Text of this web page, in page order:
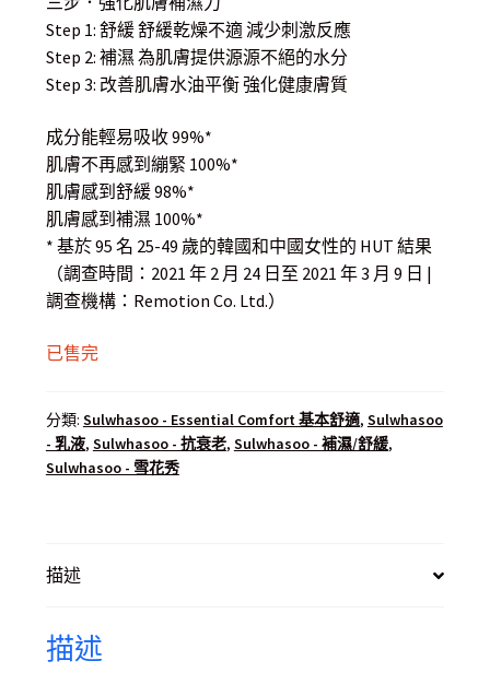
$ 480.00.
$ 328.00.
Step 1: 舒緩 舒緩乾燥不適 減少刺激反應
Step 2: 補濕 為肌膚提供源源不絕的水分
Step 3: 改善肌膚水油平衡 強化健康膚質
成分能輕易吸收 99%*
肌膚不再感到繃緊 100%*
肌膚感到舒緩 98%*
肌膚感到補濕 100%*
* 基於 95 名 25-49 歲的韓國和中國女性的 HUT 結果
（調查時間：2021 年 2 月 24 日至 2021 年 3 月 9 日 |
調查機構：Remotion Co. Ltd.）
已售完
分類: Sulwhasoo - Essential Comfort 基本舒適, Sulwhasoo
- 乳液, Sulwhasoo - 抗衰老, Sulwhasoo - 補濕/舒緩,
Sulwhasoo - 雪花秀
描述
描述